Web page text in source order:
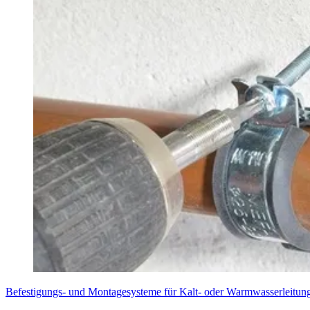
Befestigungs- und Montagesysteme für Kalt- oder